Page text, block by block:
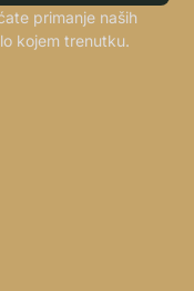
primanje naših
kojem trenutku.